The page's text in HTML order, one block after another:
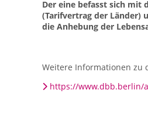
Der eine befasst sich mit
(Tarifvertrag der Länder)
die Anhebung der
Weitere Informationen zu
https://www.dbb.berlin/